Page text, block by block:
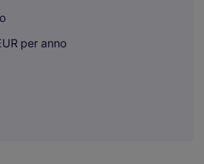
per anno